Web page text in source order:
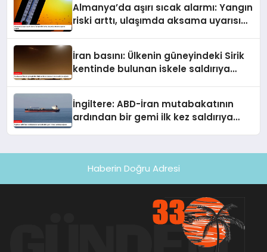
Almanya’da aşırı sıcak alarmı: Yangın
riski arttı, ulaşımda aksama uyarısı
İran basını: Ülkenin güneyindeki Sirik
kentinde bulunan iskele saldırıya
İngiltere: ABD-İran mutabakatının
ardından bir gemi ilk kez saldırıya
Haberin Doğru Adresi